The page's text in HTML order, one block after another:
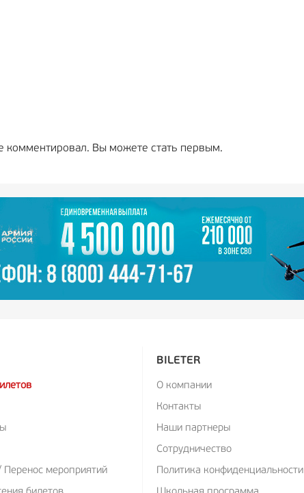
комментировал. Вы можете стать первым.
мероприятий
BILETER
О компании
Контакты
Наши партнеры
Сотрудничество
Политика конфиденциальности